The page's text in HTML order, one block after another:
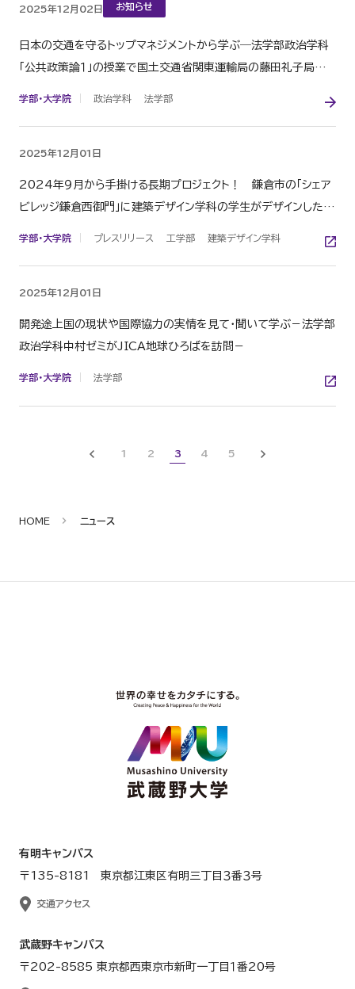
2025年12月02日 お知らせ
日本の交通を守るトップマネジメントから学ぶ―法学部政治学科
「公共政策論１」の授業で国土交通省関東運輸局の藤田礼子局長
学部・大学院 政治学科 法学部
2025年12月01日
2024年９月から手掛ける長期プロジェクト！ 鎌倉市の「シェア
ビレッジ鎌倉西御門」に建築デザイン学科の学生がデザインした地
学部・大学院 プレスリリース 工学部 建築デザイン学科
2025年12月01日
開発途上国の現状や国際協力の実情を見て・聞いて学ぶ－法学部
政治学科中村ゼミがJICA地球ひろばを訪問－
学部・大学院 法学部
Prev
1 2 3 4 5
HOME ニュース
有明キャンパス
〒135-8181 東京都江東区有明三丁目３番３号
交通アクセス
武蔵野キャンパス
〒202-8585 東京都西東京市新町一丁目１番20号